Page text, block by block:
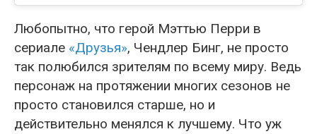
Любопытно, что герой Мэттью Перри в
сериале «Друзья», Чендлер Бинг, не просто
так полюбился зрителям по всему миру. Ведь
персонаж на протяжении многих сезонов не
просто становился старше, но и
действительно менялся к лучшему. Что уж